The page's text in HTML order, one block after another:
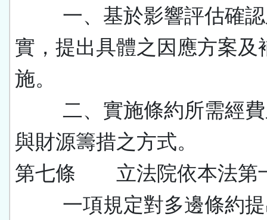
一、基於影響評估確
實，提出具體之因應方案及
施。
二、實施條約所需經
與財源籌措之方式。
第七條 立法院依本法第
一項規定對多邊條約